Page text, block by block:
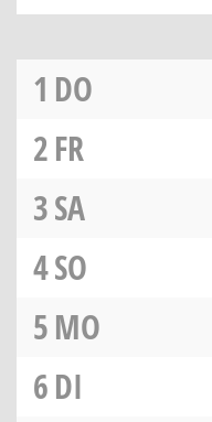
1 DO
2FR
3SA
4SO
5MO
6DI